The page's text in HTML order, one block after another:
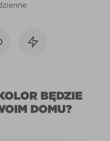
BĘDZIE
DOMU?